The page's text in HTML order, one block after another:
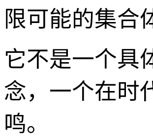
限可能的集
它不是一个具
念，一个在时
鸣。